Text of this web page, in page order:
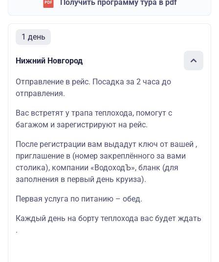
Получить программу тура в pdf
1 день
Нижний Новгород
Отправление в рейс. Посадка за 2 часа до
отправления.
Вас встретят у трапа теплохода, помогут с
багажом и зарегистрируют на рейс.
После регистрации вам выдадут ключ от вашей ,
приглашение в (номер закреплённого за вами
столика), компании «ВодоходЪ», бланк (для
заполнения в первый день круиза).
Первая услуга по питанию – обед.
Каждый день на борту теплохода вас будет ждать
.